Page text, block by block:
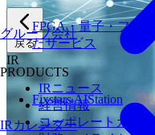
戻る
IR
IRニュース
経営情報
コーポレートガバ
グループ会社
FPGA・量子・フラ
たサービス
PRODUCTS
Fixstars AIStation
IRカレンダー